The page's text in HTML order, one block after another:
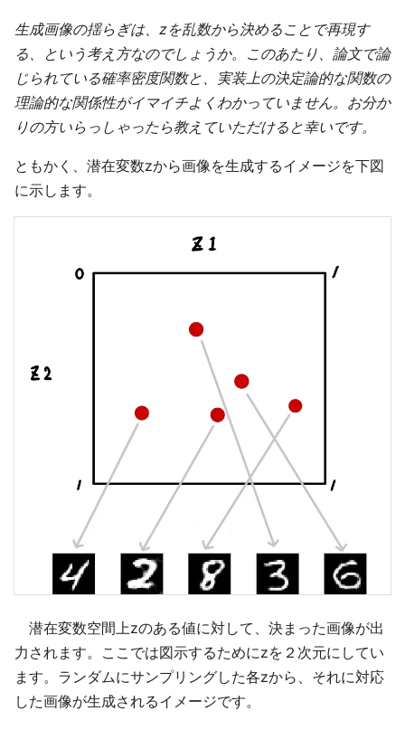
生成画像の揺らぎは、zを乱数から決めることで再現す
る、という考え方なのでしょうか。このあたり、論文で論
じられている確率密度関数と、実装上の決定論的な関数の
理論的な関係性がイマイチよくわかっていません。お分か
りの方いらっしゃったら教えていただけると幸いです。
ともかく、潜在変数zから画像を生成するイメージを下図
に示します。
潜在変数空間上zのある値に対して、決まった画像が出
力されます。ここでは図示するためにzを２次元にしてい
ます。ランダムにサンプリングした各zから、それに対応
した画像が生成されるイメージです。